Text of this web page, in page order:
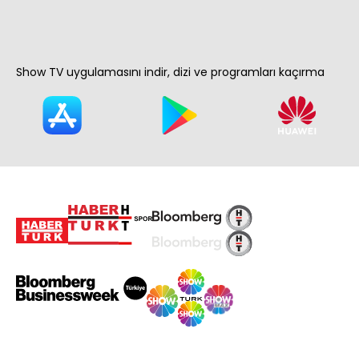
Show TV uygulamasını indir, dizi ve programları kaçırma